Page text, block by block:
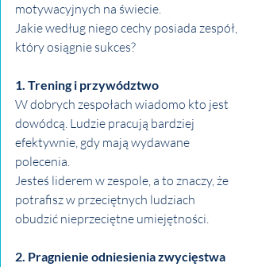
motywacyjnych na świecie.
Jakie według niego cechy posiada zespół,
który osiągnie sukces?
1. Trening i przywództwo
W dobrych zespołach wiadomo kto jest
dowódcą. Ludzie pracują bardziej
efektywnie, gdy mają wydawane
polecenia.
Jesteś liderem w zespole, a to znaczy, że
potrafisz w przeciętnych ludziach
obudzić nieprzeciętne umiejętności.
2. Pragnienie odniesienia zwycięstwa